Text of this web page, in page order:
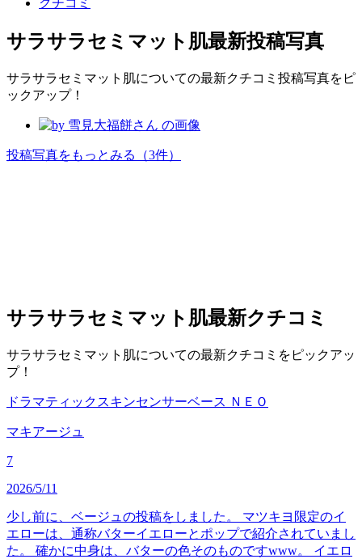
クチコミ
サラサラセミマット肌最新投稿写真
サラサラセミマット肌についての最新クチコミ投稿写真をピ
ックアップ！
投稿写真をもっとみる （3件）
サラサラセミマット肌最新クチコミ
サラサラセミマット肌についての最新クチコミをピックアッ
プ！
ドラマティックスキンセンサーベース ＮＥＯ
マキアージュ
7
2026/5/11
少し前に、ベージュの投稿をしました。 マツキヨ限定のイ
エローは、通称バターイエローとポップで紹介されていまし
た。 確かに中身は、バターの色そのものですwww。 イエロ